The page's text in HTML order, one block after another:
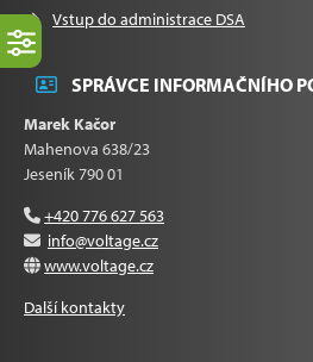
Vstup do administrace DSA
SPRÁVCE INFORMAČNÍHO
Marek Kačor
Mahenova 638/23
Jeseník 790 01
+420 776 627 563
info@voltage.cz
www.voltage.cz
Další kontakty